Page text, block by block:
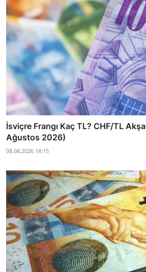
İsviçre Frangı Kaç TL? CHF/TL
Ağustos 2026)
08.08.2026 18:15